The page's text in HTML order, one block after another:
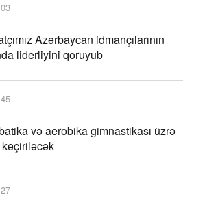
Azərbaycan idmançılarının
liderliyini qoruyub
və aerobika gimnastikası üzrə
keçiriləcək